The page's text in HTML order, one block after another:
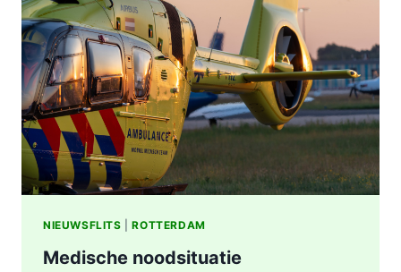
VERMOEDEN
VAN
BRANDSTICHTING
NIEUWSFLITS |ROTTERDAM
Medische noodsituatie